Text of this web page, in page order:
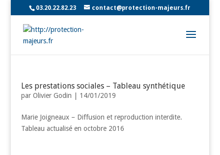
03.20.22.82.23 contact@protection-majeurs.fr
Les prestations sociales – Tableau synthétique
par Olivier Godin 14/01/2019
Marie Joigneaux – Diffusion et reproduction interdite.
Tableau actualisé en octobre 2016